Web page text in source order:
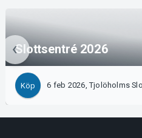
Slottsentré 2026
Köp 6 feb 2026, Tjolöholms